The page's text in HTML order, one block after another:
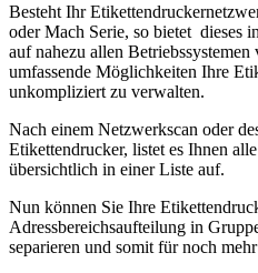
Besteht Ihr
oder Mach Serie, so bietet dieses
auf nahezu allen
umfassende Möglichkeiten Ihre
unkompliziert zu verwalten.
Nach einem Netzwerkscan oder
Etikettendrucker, listet es Ihnen
übersichtlich in einer Liste auf.
Nun können Sie Ihre
Adressbereichsaufteilung in
separieren und somit für noch